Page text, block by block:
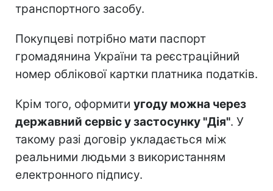
транспортного засобу.
Покупцеві потрібно мати паспорт
громадянина України та реєстраційний
номер облікової картки платника податків.
Крім того, оформити угоду можна через
державний сервіс у застосунку "Дія". У
такому разі договір укладається між
реальними людьми з використанням
електронного підпису.